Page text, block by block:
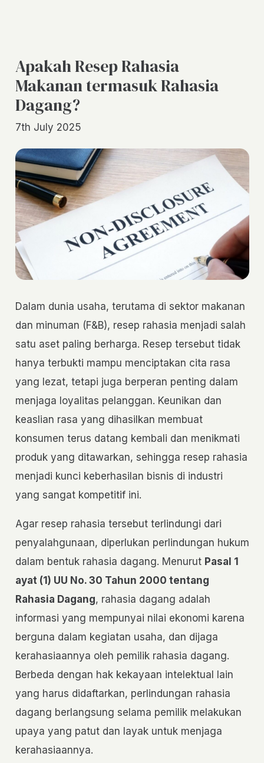
Apakah Resep Rahasia
Makanan termasuk Rahasia
Dagang?
7th July 2025
Dalam dunia usaha, terutama di sektor makanan
dan minuman (F&B), resep rahasia menjadi salah
satu aset paling berharga. Resep tersebut tidak
hanya terbukti mampu menciptakan cita rasa
yang lezat, tetapi juga berperan penting dalam
menjaga loyalitas pelanggan. Keunikan dan
keaslian rasa yang dihasilkan membuat
konsumen terus datang kembali dan menikmati
produk yang ditawarkan, sehingga resep rahasia
menjadi kunci keberhasilan bisnis di industri
yang sangat kompetitif ini.
Agar resep rahasia tersebut terlindungi dari
penyalahgunaan, diperlukan perlindungan hukum
dalam bentuk rahasia dagang. Menurut Pasal 1
ayat (1) UU No. 30 Tahun 2000 tentang
Rahasia Dagang, rahasia dagang adalah
informasi yang mempunyai nilai ekonomi karena
berguna dalam kegiatan usaha, dan dijaga
kerahasiaannya oleh pemilik rahasia dagang.
Berbeda dengan hak kekayaan intelektual lain
yang harus didaftarkan, perlindungan rahasia
dagang berlangsung selama pemilik melakukan
upaya yang patut dan layak untuk menjaga
kerahasiaannya.